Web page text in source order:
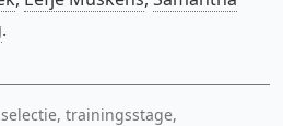
.
trainingsstage,